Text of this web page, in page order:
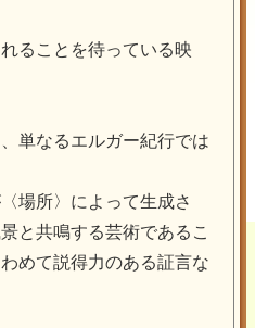
ることを待っている映
単なるエルガー紀行では
場所〉によって生成さ
と共鳴する芸術であるこ
めて説得力のある証言な